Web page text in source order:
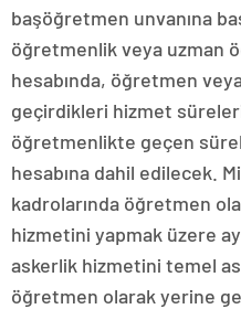
başöğretmen unvanına
öğretmenlik veya uzman
hesabında, öğretmen
geçirdikleri hizmet
öğretmenlikte geçen
hesabına dahil edilecek.
kadrolarında öğretmen
hizmetini yapmak üzere
askerlik hizmetini temel
öğretmen olarak yerine